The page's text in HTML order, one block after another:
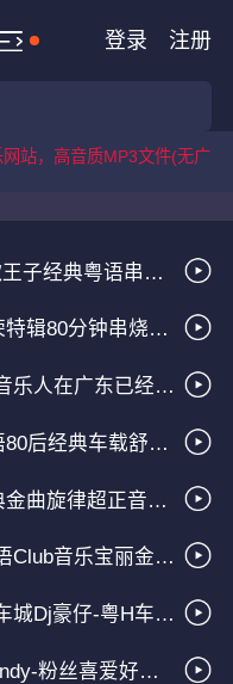
登录 注册
站，高音质MP3文件(无广
经典粤语串烧大碟
80分钟串烧大碟
已经漂泊十年串烧 60Min
舒服HIFI串烧（55 Min）
正音乐77分钟串烧专辑
金热播灵通电台口味慢摇串烧
定制宝丽金经典车载超嗨串烧
语超爽Club宝丽金经典串烧